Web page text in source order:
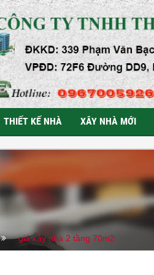
THIẾT KẾ NHÀ XÂY NHÀ MỚI
giá xây nhà 2 tầng 70m2